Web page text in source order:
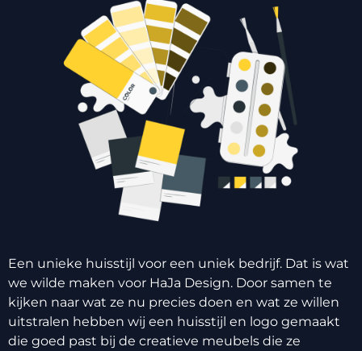
Een unieke huisstijl voor een uniek bedrijf. Dat is wat
we wilde maken voor HaJa Design. Door samen te
kijken naar wat ze nu precies doen en wat ze willen
uitstralen hebben wij een huisstijl en logo gemaakt
die goed past bij de creatieve meubels die ze